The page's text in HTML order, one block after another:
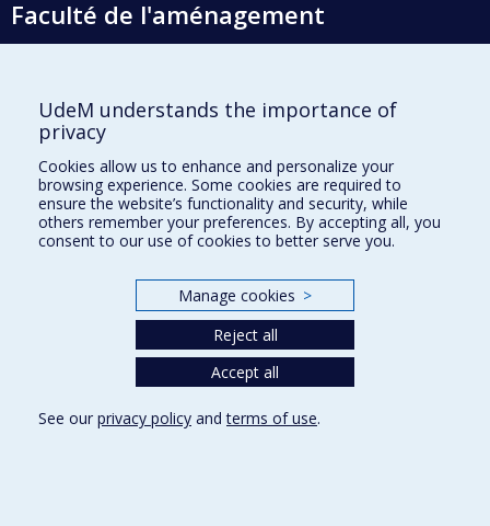
Faculté de l'aménagement
École d'architecture
École de design
École d'urbanisme et d'architecture de paysage
Plan du site
UdeM understands the importance of
privacy
Cookies allow us to enhance and personalize your
browsing experience. Some cookies are required to
ensure the website’s functionality and security, while
others remember your preferences. By accepting all, you
consent to our use of cookies to better serve you.
Manage cookies >
Reject all
Accept all
See our privacy policy andterms of use.